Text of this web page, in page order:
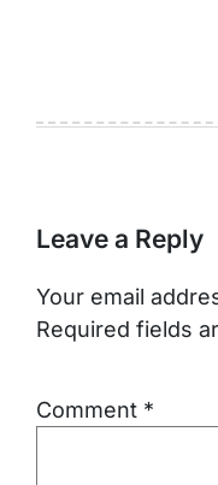
Leave a Reply
Your email
Required fields
Comment *